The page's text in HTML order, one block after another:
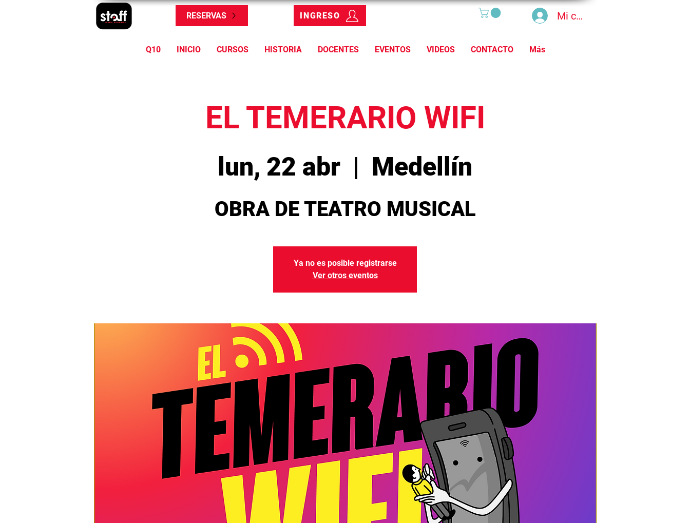
RESERVAS INGRESO Mi cuenta
Q10 INICIO CURSOS HISTORIA DOCENTES EVENTOS VIDEOS CONTACTO Más
EL TEMERARIO WIFI
lun, 22 abr
  |
Medellín
OBRA DE TEATRO MUSICAL
Ya no es posible registrarse
Ver otros eventos